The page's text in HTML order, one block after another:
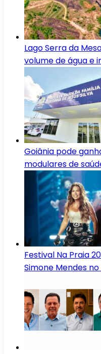
Lago Serra da
volume de água e
Goiânia pode
modulares de
Festival Na Praia
Simone Mendes